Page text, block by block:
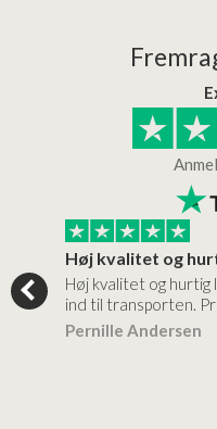
Høj kvalitet og
Høj kvalitet og hurtig
ind til transporten.
Pernille Andersen